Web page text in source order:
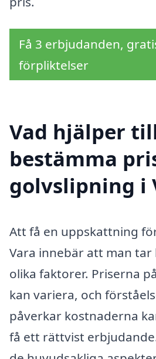
Få 3 erbjudanden,
förpliktelser
Vad hjälper
bestämma
golvslipning i
Att få en uppskattning
Vara innebär att man tar
olika faktorer. Priserna
kan variera, och
påverkar kostnaderna
få ett rättvist